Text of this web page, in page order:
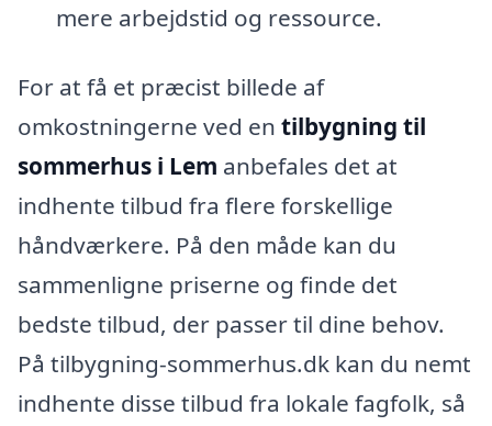
mere arbejdstid og ressource.
For at få et præcist billede af
omkostningerne ved en tilbygning til
sommerhus i Lem anbefales det at
indhente tilbud fra flere forskellige
håndværkere. På den måde kan du
sammenligne priserne og finde det
bedste tilbud, der passer til dine behov.
På tilbygning-sommerhus.dk kan du nemt
indhente disse tilbud fra lokale fagfolk, så